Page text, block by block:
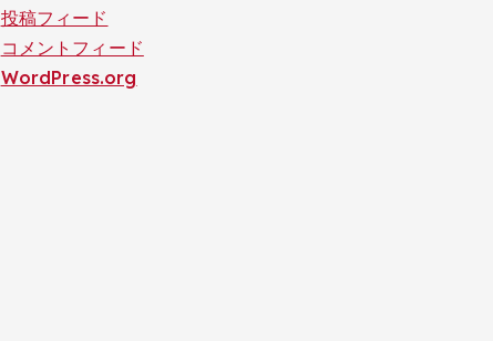
投稿フィード
コメントフィード
WordPress.org